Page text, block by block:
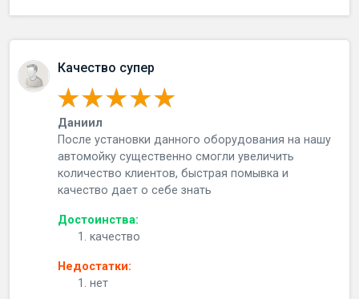
Качество супер
Даниил
После установки данного оборудования на нашу
автомойку существенно смогли увеличить
количество клиентов, быстрая помывка и
качество дает о себе знать
Достоинства:
качество
Недостатки:
нет